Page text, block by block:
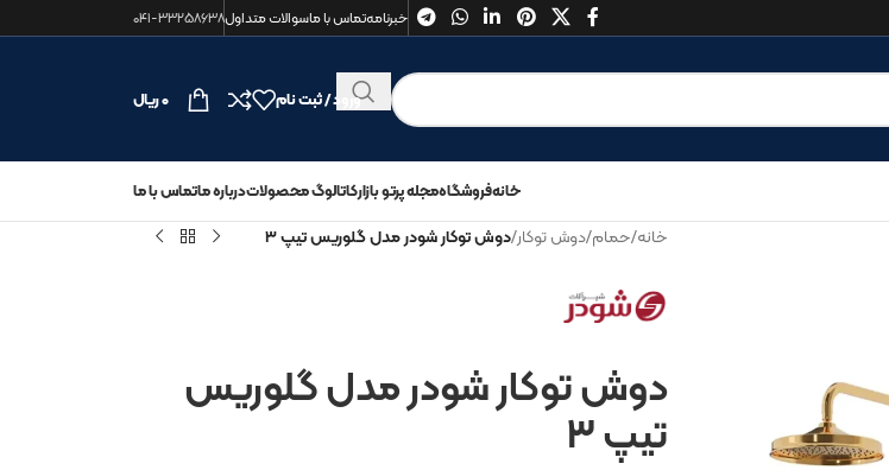
خبرنامهتماس با ماسوالات متداول۰۴۱-۳۳۲۵۸۶۳۸
ورود / ثبت نام ۰ریال
خانهفروشگاهمجله پرتو بازارکاتالوگ محصولاتدرباره ماتماس با ما
خانه/حمام/دوش توکار/دوش توکار شودر مدل گلوریس تیپ ۳
دوش توکار شودر مدل گلوریس
تیپ ۳